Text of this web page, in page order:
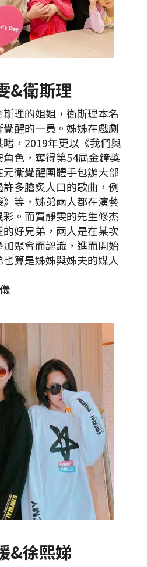
&衛斯理
理的姐姐，衛斯理本名
醒的一員。姊姊在戲劇
，2019年更以《我們與
色，奪得第54屆金鐘獎
衛覺醒團體手包辦大部
多膾炙人口的歌曲，例
等，姊弟兩人都在演藝
。而賈靜雯的先生修杰
好兄弟，兩人是在某次
聚會而認識，進而開始
算是姊姊與姊夫的媒人
&徐熙娣